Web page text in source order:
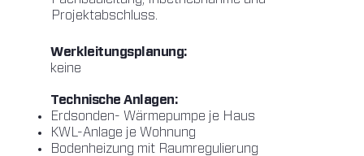
Projektabschluss.
Werkleitungsplanung:
keine
Technische Anlagen:
Erdsonden- Wärmepumpe je Haus
KWL-Anlage je Wohnung
Bodenheizung mit Raumregulierung